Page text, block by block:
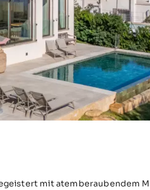
mit atemberaubendem